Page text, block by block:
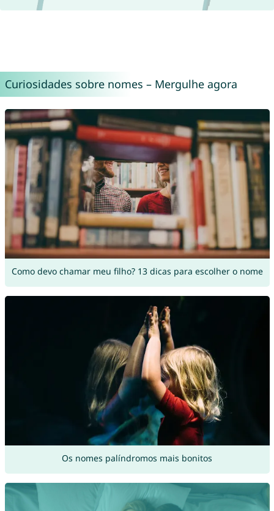
Curiosidades sobre nomes – Mergulhe agora
Como devo chamar meu filho? 13 dicas para escolher o nome
Os nomes palíndromos mais bonitos